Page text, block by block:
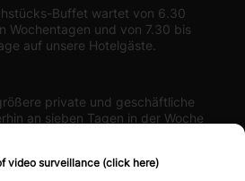
video surveillance (click here)
Buffet wartet von 6.30
Wochentagen und von 7.30 bis
auf unsere Hotelgäste.
private und geschäftliche
an sieben Tagen in der Woche
unsere Tagungsgäste ein